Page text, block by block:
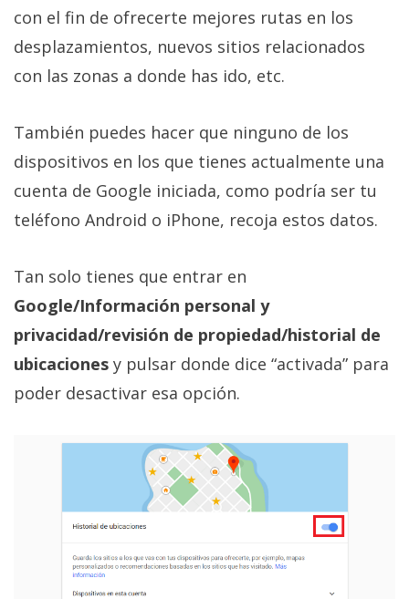
con el fin de ofrecerte mejores rutas en los
desplazamientos, nuevos sitios relacionados
con las zonas a donde has ido, etc.
También puedes hacer que ninguno de los
dispositivos en los que tienes actualmente una
cuenta de Google iniciada, como podría ser tu
teléfono Android o iPhone, recoja estos datos.
Tan solo tienes que entrar en
Google/Información personal y
privacidad/revisión de propiedad/historial de
ubicaciones y pulsar donde dice “activada” para
poder desactivar esa opción.